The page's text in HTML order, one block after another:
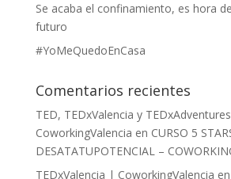
Se acaba el confinamiento, es hora
futuro
#YoMeQuedoEnCasa
Comentarios recientes
TED, TEDxValencia y
CoworkingValencia en CURSO 5
DESATATUPOTENCIAL –
TEDxValencia | CoworkingValencia en